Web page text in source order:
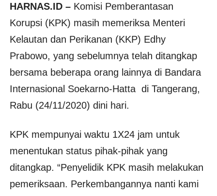
HARNAS.ID – Komisi Pemberantasan
Korupsi (KPK) masih memeriksa Menteri
Kelautan dan Perikanan (KKP) Edhy
Prabowo, yang sebelumnya telah ditangkap
bersama beberapa orang lainnya di Bandara
Internasional Soekarno-Hatta di Tangerang,
Rabu (24/11/2020) dini hari.
KPK mempunyai waktu 1X24 jam untuk
menentukan status pihak-pihak yang
ditangkap. “Penyelidik KPK masih melakukan
pemeriksaan. Perkembangannya nanti kami